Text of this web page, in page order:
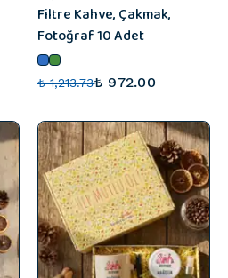
Filtre Kahve, Çakmak,
Fotoğraf 10 Adet
₺ 1,213.73₺ 972.00